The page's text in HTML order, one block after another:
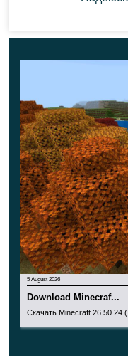
общаться с
worlds, Realms и
Knockback теперь
minecarts
столкновений.
можно
Майнкрафт Бедрок
5 August 2026
Download Minecraf...
Скачать Minecraft 26.50.24